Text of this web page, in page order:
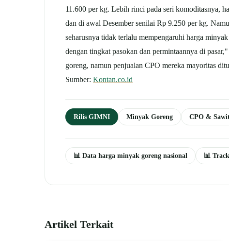
11.600 per kg. Lebih rinci pada seri komoditasnya,
dan di awal Desember senilai Rp 9.250 per kg.
seharusnya tidak terlalu mempengaruhi harga
dengan tingkat pasokan dan permintaannya di
goreng, namun penjualan CPO mereka mayoritas
Sumber: Kontan.co.id
Rilis GIMNI Minyak Goreng CPO &
📊 Data harga minyak goreng nasional 📊
Artikel Terkait